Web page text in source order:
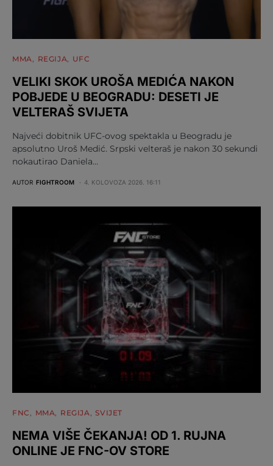
MMA REGIJA UFC
VELIKI SKOK UROŠA MEDIĆA NAKON
POBJEDE U BEOGRADU: DESETI JE
VELTERAŠ SVIJETA
Najveći dobitnik UFC-ovog spektakla u Beogradu je
apsolutno Uroš Medić. Srpski velteraš je nakon 30 sekundi
nokautirao Daniela…
AUTOR FIGHTROOM 4. KOLOVOZA 2026. 16:11
FNC MMA REGIJA SVIJET
NEMA VIŠE ČEKANJA! OD 1. RUJNA
ONLINE JE FNC-OV STORE